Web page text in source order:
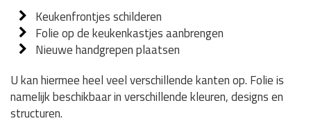
Keukenfrontjes schilderen
Folie op de keukenkastjes aanbrengen
Nieuwe handgrepen plaatsen
U kan hiermee heel veel verschillende kanten op. Folie is
namelijk beschikbaar in verschillende kleuren, designs en
structuren.